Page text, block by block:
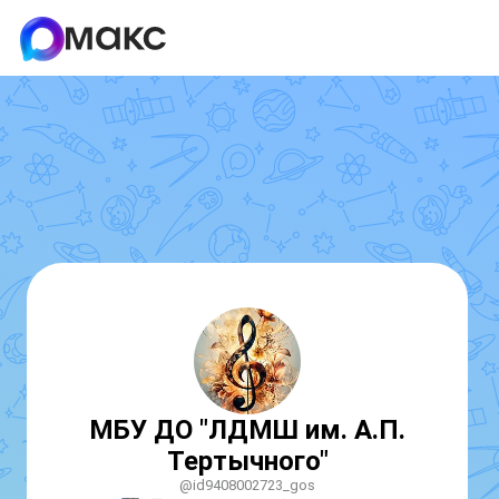
МБУ ДО "ЛДМШ им. А.П.
Тертычного"
@id9408002723_gos